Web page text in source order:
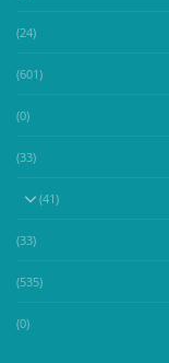
(24)
(601)
(0)
(33)
(41)
(33)
(535)
(0)